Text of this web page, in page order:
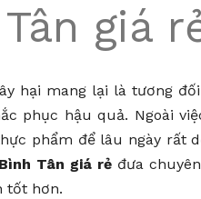
giá
hại mang lại là tương
phục hậu quả. Ngoài
phẩm để lâu ngày rất
Tân giá rẻđưa
tốt hơn.